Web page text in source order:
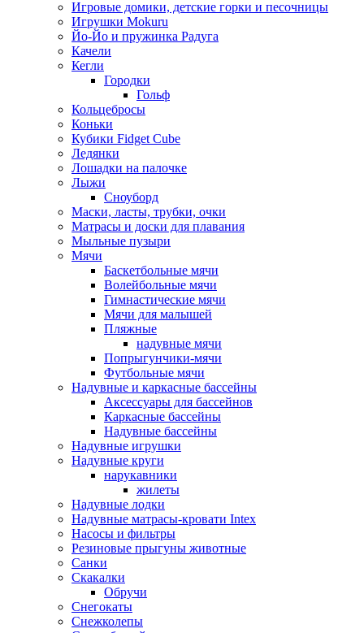
Игровые домики, детские горки и песочницы
Игрушки Mokuru
Йо-Йо и пружинка Радуга
Качели
Кегли
Городки
Гольф
Кольцебросы
Коньки
Кубики Fidget Cube
Ледянки
Лошадки на палочке
Лыжи
Сноуборд
Маски, ласты, трубки, очки
Матрасы и доски для плавания
Мыльные пузыри
Мячи
Баскетбольные мячи
Волейбольные мячи
Гимнастические мячи
Мячи для малышей
Пляжные
надувные мячи
Попрыгунчики-мячи
Футбольные мячи
Надувные и каркасные бассейны
Аксессуары для бассейнов
Каркасные бассейны
Надувные бассейны
Надувные игрушки
Надувные круги
нарукавники
жилеты
Надувные лодки
Надувные матрасы-кровати Intex
Насосы и фильтры
Резиновые прыгуны животные
Санки
Скакалки
Обручи
Снегокаты
Снежколепы